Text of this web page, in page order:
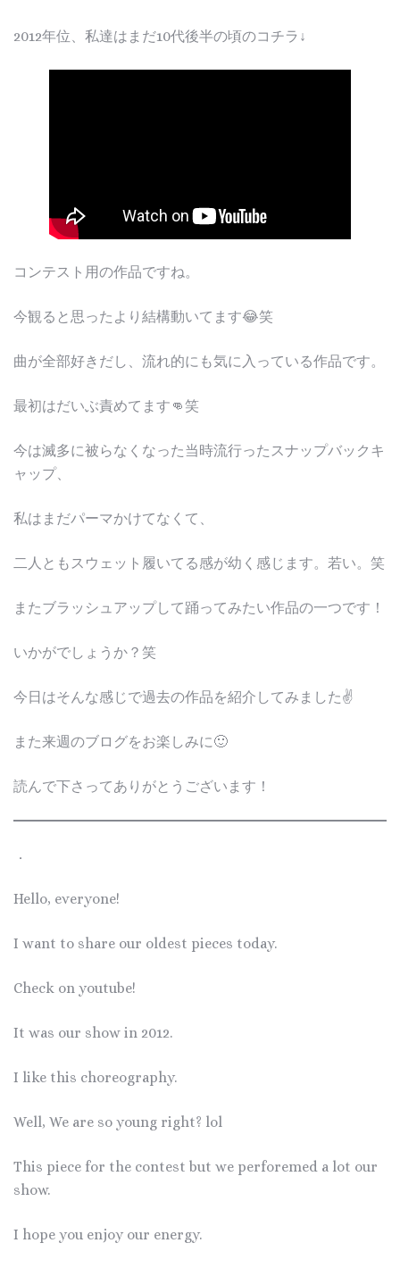
2012年位、私達はまだ10代後半の頃のコチラ↓
コンテスト用の作品ですね。
今観ると思ったより結構動いてます😂笑
曲が全部好きだし、流れ的にも気に入っている作品です。
最初はだいぶ責めてます👊笑
今は滅多に被らなくなった当時流行ったスナップバックキ
ャップ、
私はまだパーマかけてなくて、
二人ともスウェット履いてる感が幼く感じます。若い。笑
またブラッシュアップして踊ってみたい作品の一つです！
いかがでしょうか？笑
今日はそんな感じで過去の作品を紹介してみました✌️
また来週のブログをお楽しみに🙂
読んで下さってありがとうございます！
．
Hello, everyone!
I want to share our oldest pieces today.
Check on youtube!
It was our show in 2012.
I like this choreography.
Well, We are so young right? lol
This piece for the contest but we perforemed a lot our
show.
I hope you enjoy our energy.